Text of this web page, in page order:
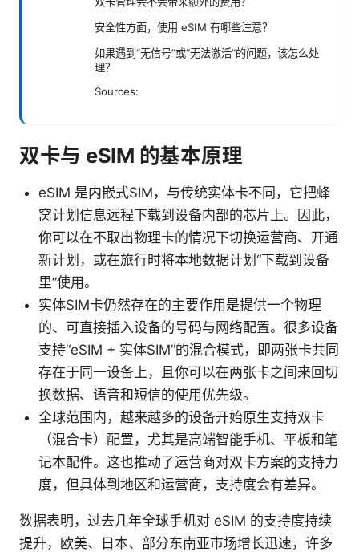
安全性方面，使用 eSIM 有哪些注意？
如果遇到“无信号”或“无法激活”的问题，该怎么处
理？
Sources:
双卡与 eSIM 的基本原理
eSIM 是内嵌式SIM，与传统实体卡不同，它把蜂
窝计划信息远程下载到设备内部的芯片上。因此，
你可以在不取出物理卡的情况下切换运营商、开通
新计划，或在旅行时将本地数据计划“下载到设备
里”使用。
实体SIM卡仍然存在的主要作用是提供一个物理
的、可直接插入设备的号码与网络配置。很多设备
支持“eSIM + 实体SIM”的混合模式，即两张卡共同
存在于同一设备上，且你可以在两张卡之间来回切
换数据、语音和短信的使用优先级。
全球范围内，越来越多的设备开始原生支持双卡
（混合卡）配置，尤其是高端智能手机、平板和笔
记本配件。这也推动了运营商对双卡方案的支持力
度，但具体到地区和运营商，支持度会有差异。
数据表明，过去几年全球手机对 eSIM 的支持度持续
提升，欧美、日本、部分东南亚市场增长迅速，许多